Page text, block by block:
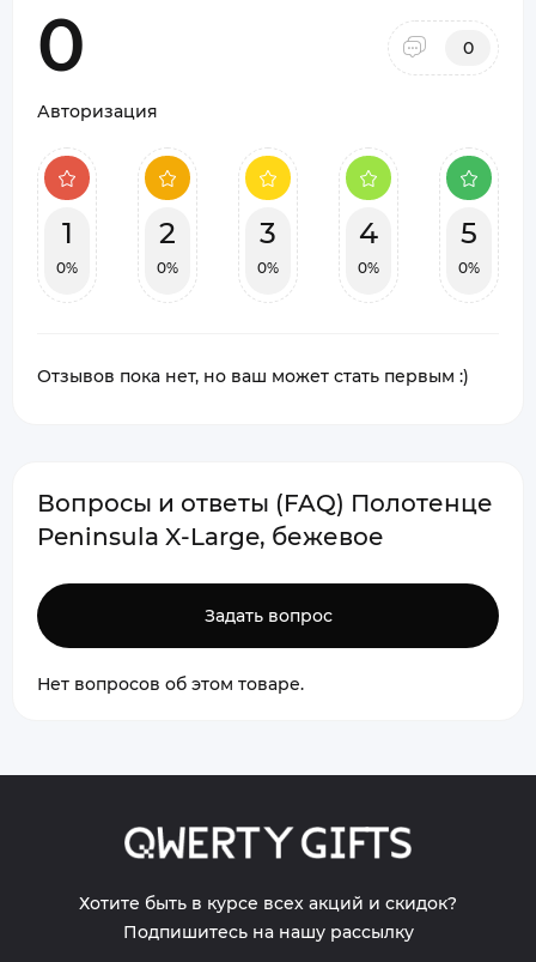
0 0
Авторизация
1
0%
2
0%
3
0%
4
0%
5
0%
Отзывов пока нет, но ваш может стать первым :)
Вопросы и ответы (FAQ) Полотенце
Peninsula X-Large, бежевое
Задать вопрос
Нет вопросов об этом товаре.
Хотите быть в курсе всех акций и скидок?
Подпишитесь на нашу рассылку